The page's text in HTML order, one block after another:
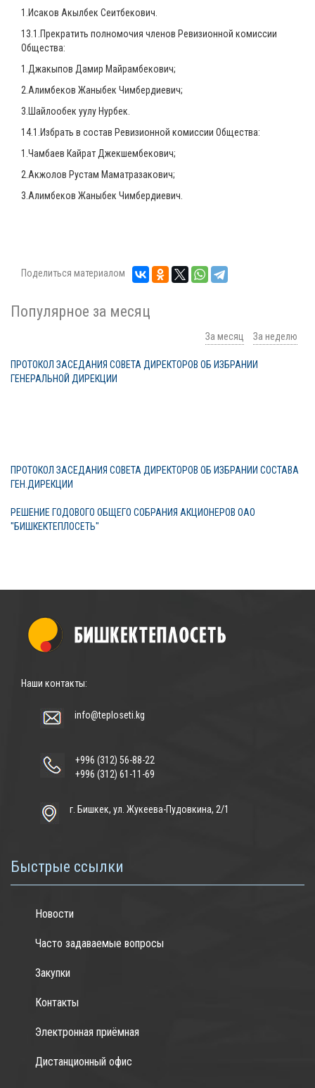
1.Исаков Акылбек Сеитбекович.
13.1.Прекратить полномочия членов Ревизионной комиссии
Общества:
1.Джакыпов Дамир Майрамбекович;
2.Алимбеков Жаныбек Чимбердиевич;
3.Шайлообек уулу Нурбек.
14.1.Избрать в состав Ревизионной комиссии Общества:
1.Чамбаев Кайрат Джекшембекович;
2.Акжолов Рустам Маматразакович;
3.Алимбеков Жаныбек Чимбердиевич.
Поделиться материалом
Популярное за месяц
За месяц За неделю
ПРОТОКОЛ ЗАСЕДАНИЯ СОВЕТА ДИРЕКТОРОВ ОБ ИЗБРАНИИ
ГЕНЕРАЛЬНОЙ ДИРЕКЦИИ
ПРОТОКОЛ ЗАСЕДАНИЯ СОВЕТА ДИРЕКТОРОВ ОБ ИЗБРАНИИ СОСТАВА
ГЕН.ДИРЕКЦИИ
РЕШЕНИЕ ГОДОВОГО ОБЩЕГО СОБРАНИЯ АКЦИОНЕРОВ ОАО
"БИШКЕКТЕПЛОСЕТЬ"
Наши контакты:
info@teploseti.kg
+996 (312) 56-88-22
+996 (312) 61-11-69
г. Бишкек, ул. Жукеева-Пудовкина, 2/1
Быстрые ссылки
Новости
Часто задаваемые вопросы
Закупки
Контакты
Электронная приёмная
Дистанционный офис